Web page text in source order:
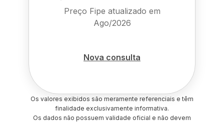
Preço Fipe atualizado em
Ago/2026
Nova consulta
Os valores exibidos são meramente referenciais e têm
finalidade exclusivamente informativa.
Os dados não possuem validade oficial e não devem